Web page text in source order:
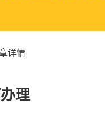
详情
理